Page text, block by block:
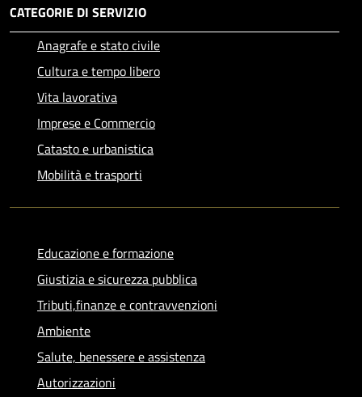
CATEGORIE DI SERVIZIO
Anagrafe e stato civile
Cultura e tempo libero
Vita lavorativa
Imprese e Commercio
Catasto e urbanistica
Mobilità e trasporti
Educazione e formazione
Giustizia e sicurezza pubblica
Tributi,finanze e contravvenzioni
Ambiente
Salute, benessere e assistenza
Autorizzazioni